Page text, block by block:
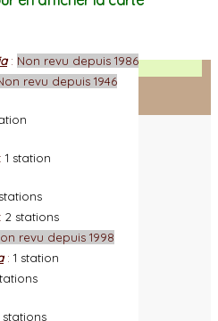
: Non revu depuis 1986
revu depuis 1946
1 station
2 stations
revu depuis 1998
: 1 station
stations